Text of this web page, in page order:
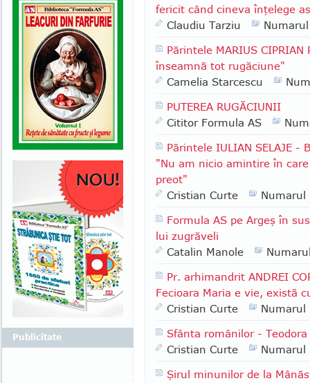
fericit când cineva înţelege
Claudiu Tarziu
Părintele MARIUS
înseamnă tot rugăciune"
Camelia Starcescu
PUTEREA RUGĂCIUNII
Cititor Formula AS
Părintele IULIAN SELAJE
"Nu am nicio amintire în
preot"
Cristian Curte
Numarul
Formula AS pe Argeş în
lui zugrăveli
Catalin Manole
Pr. arhimandrit ANDREI
Fecioara Maria e vie, există
Cristian Curte
Numarul
Sfânta românilor -
Cristian Curte
Numarul
Şirul minunilor de la
Publicitate